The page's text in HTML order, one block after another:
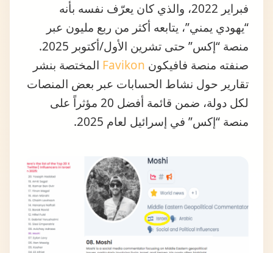
فبراير 2022، والذي كان يعرّف نفسه بأنه
“يهودي يمني”، يتابعه أكثر من ربع مليون عبر
منصة “إكس” حتى تشرين الأول/أكتوبر 2025.
صنفته منصة فافيكون Favikon المختصة بنشر
تقارير حول نشاط الحسابات عبر بعض المنصات
لكل دولة، ضمن قائمة أفضل 20 مؤثراً على
منصة “إكس” في إسرائيل لعام 2025.